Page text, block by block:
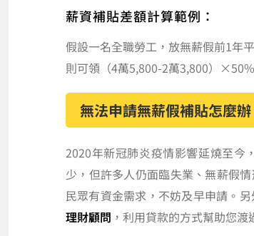
薪資補貼差額計算範例：
假設一名全職勞工，放無薪假前1年
則可領（4萬5,800-2萬3,800）
無法申請無薪假補貼怎麼
2020年新冠肺炎疫情影響延燒至今
少，但許多人仍面臨失業、無薪假
民眾有資金需求，不妨及早申請。
理財顧問 ，利用貸款的方式幫助您渡